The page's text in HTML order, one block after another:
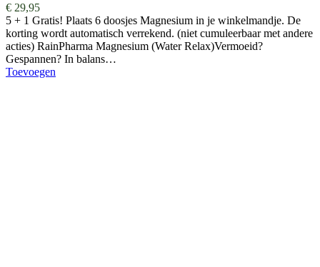
€ 29,95
5 + 1 Gratis! Plaats 6 doosjes Magnesium in je winkelmandje. De
korting wordt automatisch verrekend. (niet cumuleerbaar met andere
acties) RainPharma Magnesium (Water Relax)Vermoeid?
Gespannen? In balans…
Toevoegen